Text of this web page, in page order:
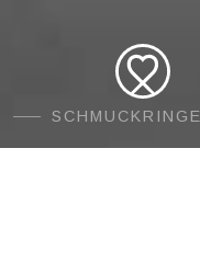
SCHMUCKRINGE